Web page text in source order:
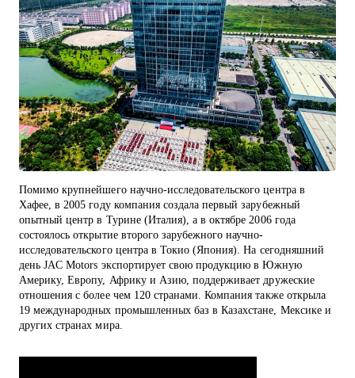
Помимо крупнейшего научно-исследовательского центра в
Хафее, в 2005 году компания создала первый зарубежный
опытный центр в Турине (Италия), а в октябре 2006 года
состоялось открытие второго зарубежного научно-
исследовательского центра в Токио (Япония). На сегодняшний
день JAC Motors экспортирует свою продукцию в Южную
Америку, Европу, Африку и Азию, поддерживает дружеские
отношения с более чем 120 странами. Компания также открыла
19 международных промышленных баз в Казахстане, Мексике и
других странах мира.